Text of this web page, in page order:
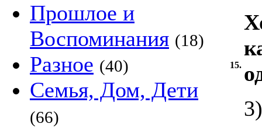
Прошлое и
Воспоминания (18)
Разное (40)
Семья, Дом, Дети
(66)
15.